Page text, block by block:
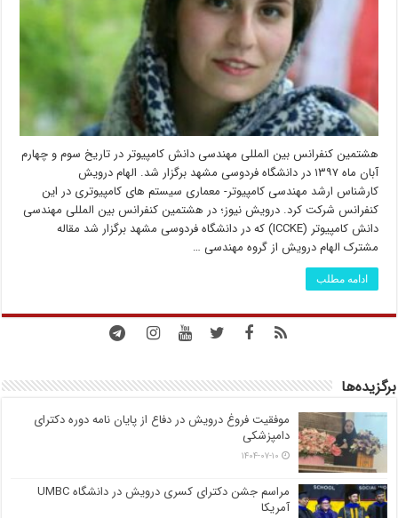
هشتمین کنفرانس بین المللی مهندسی دانش کامپیوتر در تاریخ سوم و چهارم
آبان ماه ۱۳۹۷ در دانشگاه فردوسی مشهد برگزار شد. الهام درویش
کارشناس ارشد مهندسی کامپیوتر- معماری سیستم های کامپیوتری در این
کنفرانس شرکت کرد. درویش نیوز؛ در هشتمین کنفرانس بین المللی مهندسی
دانش کامپیوتر (ICCKE) که در دانشگاه فردوسی مشهد برگزار شد مقاله
مشترک الهام درویش از گروه مهندسی …
ادامه مطلب
برگزیده‌ها
موفقیت فروغ درویش در دفاع از پایان نامه دوره دکترای
دامپزشکی
۱۴۰۴-۰۷-۱۰
مراسم جشن دکترای کسری درویش در دانشگاه UMBC
آمریکا